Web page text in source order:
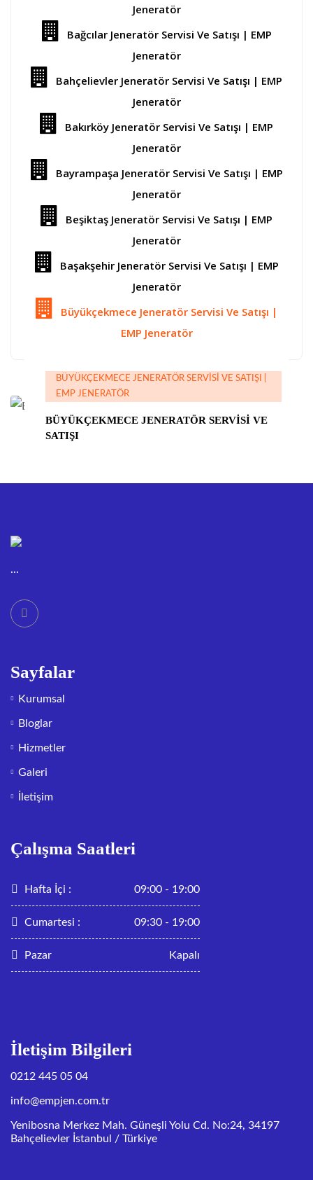
Jeneratör
Bağcılar Jeneratör Servisi Ve Satışı | EMP
Jeneratör
Bahçelievler Jeneratör Servisi Ve Satışı | EMP
Jeneratör
Bakırköy Jeneratör Servisi Ve Satışı | EMP
Jeneratör
Bayrampaşa Jeneratör Servisi Ve Satışı | EMP
Jeneratör
Beşiktaş Jeneratör Servisi Ve Satışı | EMP
Jeneratör
Başakşehir Jeneratör Servisi Ve Satışı | EMP
Jeneratör
Büyükçekmece Jeneratör Servisi Ve Satışı |
EMP Jeneratör
BÜYÜKÇEKMECE JENERATÖR SERVISI VE SATIŞI |
EMP JENERATÖR
BÜYÜKÇEKMECE JENERATÖR SERVISI VE
SATIŞI
...
Sayfalar
Kurumsal
Bloglar
Hizmetler
Galeri
İletişim
Çalışma Saatleri
Hafta İçi : 09:00 - 19:00
Cumartesi : 09:30 - 19:00
Pazar Kapalı
İletişim Bilgileri
0212 445 05 04
info@empjen.com.tr
Yenibosna Merkez Mah. Güneşli Yolu Cd. No:24, 34197
Bahçelievler İstanbul / Türkiye